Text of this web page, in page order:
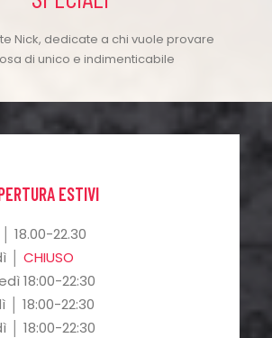
Nick, dedicate a chi vuole provare
di unico e indimenticabile
ESTIVI
18.00-22.30
│ CHIUSO
18:00-22:30
│ 18:00-22:30
│ 18:00-22:30